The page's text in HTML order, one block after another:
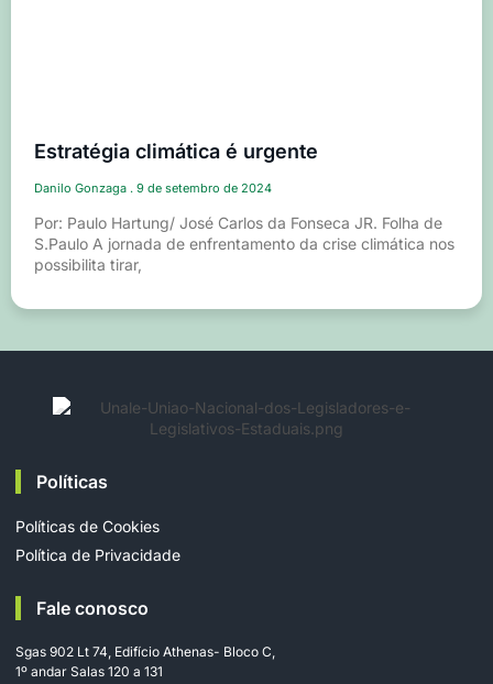
Estratégia climática é urgente
Danilo Gonzaga 9 de setembro de 2024
Por: Paulo Hartung/ José Carlos da Fonseca JR. Folha de
S.Paulo A jornada de enfrentamento da crise climática nos
possibilita tirar,
Políticas
Políticas de Cookies
Política de Privacidade
Fale conosco
Sgas 902 Lt 74, Edifício Athenas- Bloco C,
1º andar Salas 120 a 131